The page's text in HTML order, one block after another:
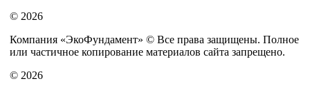
© 2026
Компания «ЭкоФундамент» © Все права защищены. Полное
или частичное копирование материалов сайта запрещено.
© 2026